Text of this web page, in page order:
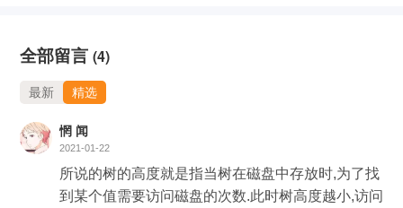
全部留言 (4)
最新 精选
惘 闻
2021-01-22
所说的树的高度就是指当树在磁盘中存放时,为了找
到某个值需要访问磁盘的次数.此时树高度越小,访问